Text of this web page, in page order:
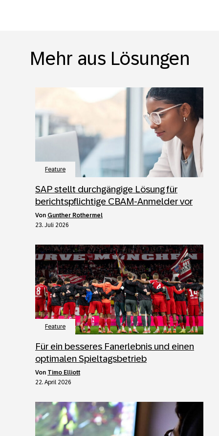
Mehr aus Lösungen
Feature
SAP stellt durchgängige Lösung für
berichtspflichtige CBAM-Anmelder vor
von Gunther Rothermel
23. Juli 2026
Feature
Für ein besseres Fanerlebnis und einen
optimalen Spieltagsbetrieb
von Timo Elliott
22. April 2026